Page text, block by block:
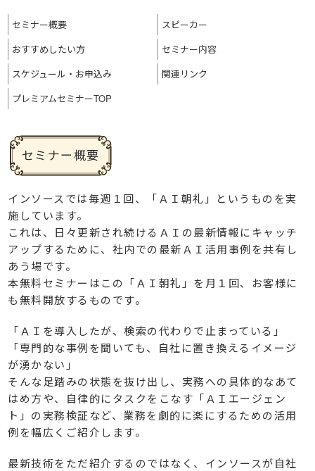
セミナー概要
スピーカー
おすすめ したい方
セミナー内容
スケジュール・ お申込み
関連リンク
プレミアムセミナーTOP
セミナー概要
インソースでは毎週１回、「ＡＩ朝礼」というものを実
施しています。
これは、日々更新され続けるＡＩの最新情報にキャッチ
アップするために、社内での最新ＡＩ活用事例を共有し
あう場です。
本無料セミナーはこの「ＡＩ朝礼」を月１回、お客様に
も無料開放するものです。
「ＡＩを導入したが、検索の代わりで止まっている」
「専門的な事例を聞いても、自社に置き換えるイメージ
が湧かない」
そんな足踏みの状態を抜け出し、実務への具体的なあて
はめ方や、自律的にタスクをこなす「ＡＩエージェン
ト」の実務検証など、業務を劇的に楽にするための活用
例を幅広くご紹介します。
最新技術をただ紹介するのではなく、インソースが自社